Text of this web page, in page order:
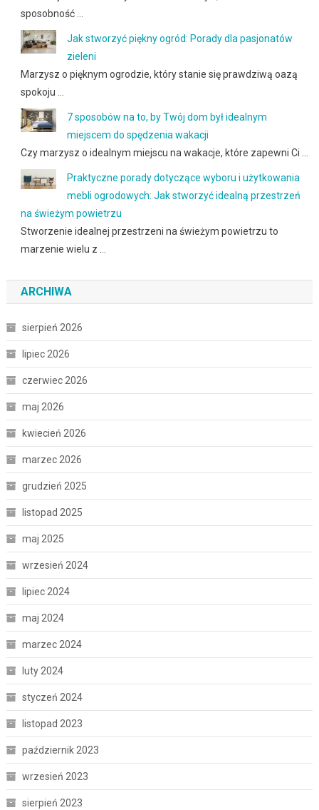
sposobność …
Jak stworzyć piękny ogród: Porady dla pasjonatów
zieleni
Marzysz o pięknym ogrodzie, który stanie się prawdziwą oazą
spokoju …
7 sposobów na to, by Twój dom był idealnym
miejscem do spędzenia wakacji
Czy marzysz o idealnym miejscu na wakacje, które zapewni Ci …
Praktyczne porady dotyczące wyboru i użytkowania
mebli ogrodowych: Jak stworzyć idealną przestrzeń
na świeżym powietrzu
Stworzenie idealnej przestrzeni na świeżym powietrzu to
marzenie wielu z …
ARCHIWA
sierpień 2026
lipiec 2026
czerwiec 2026
maj 2026
kwiecień 2026
marzec 2026
grudzień 2025
listopad 2025
maj 2025
wrzesień 2024
lipiec 2024
maj 2024
marzec 2024
luty 2024
styczeń 2024
listopad 2023
październik 2023
wrzesień 2023
sierpień 2023